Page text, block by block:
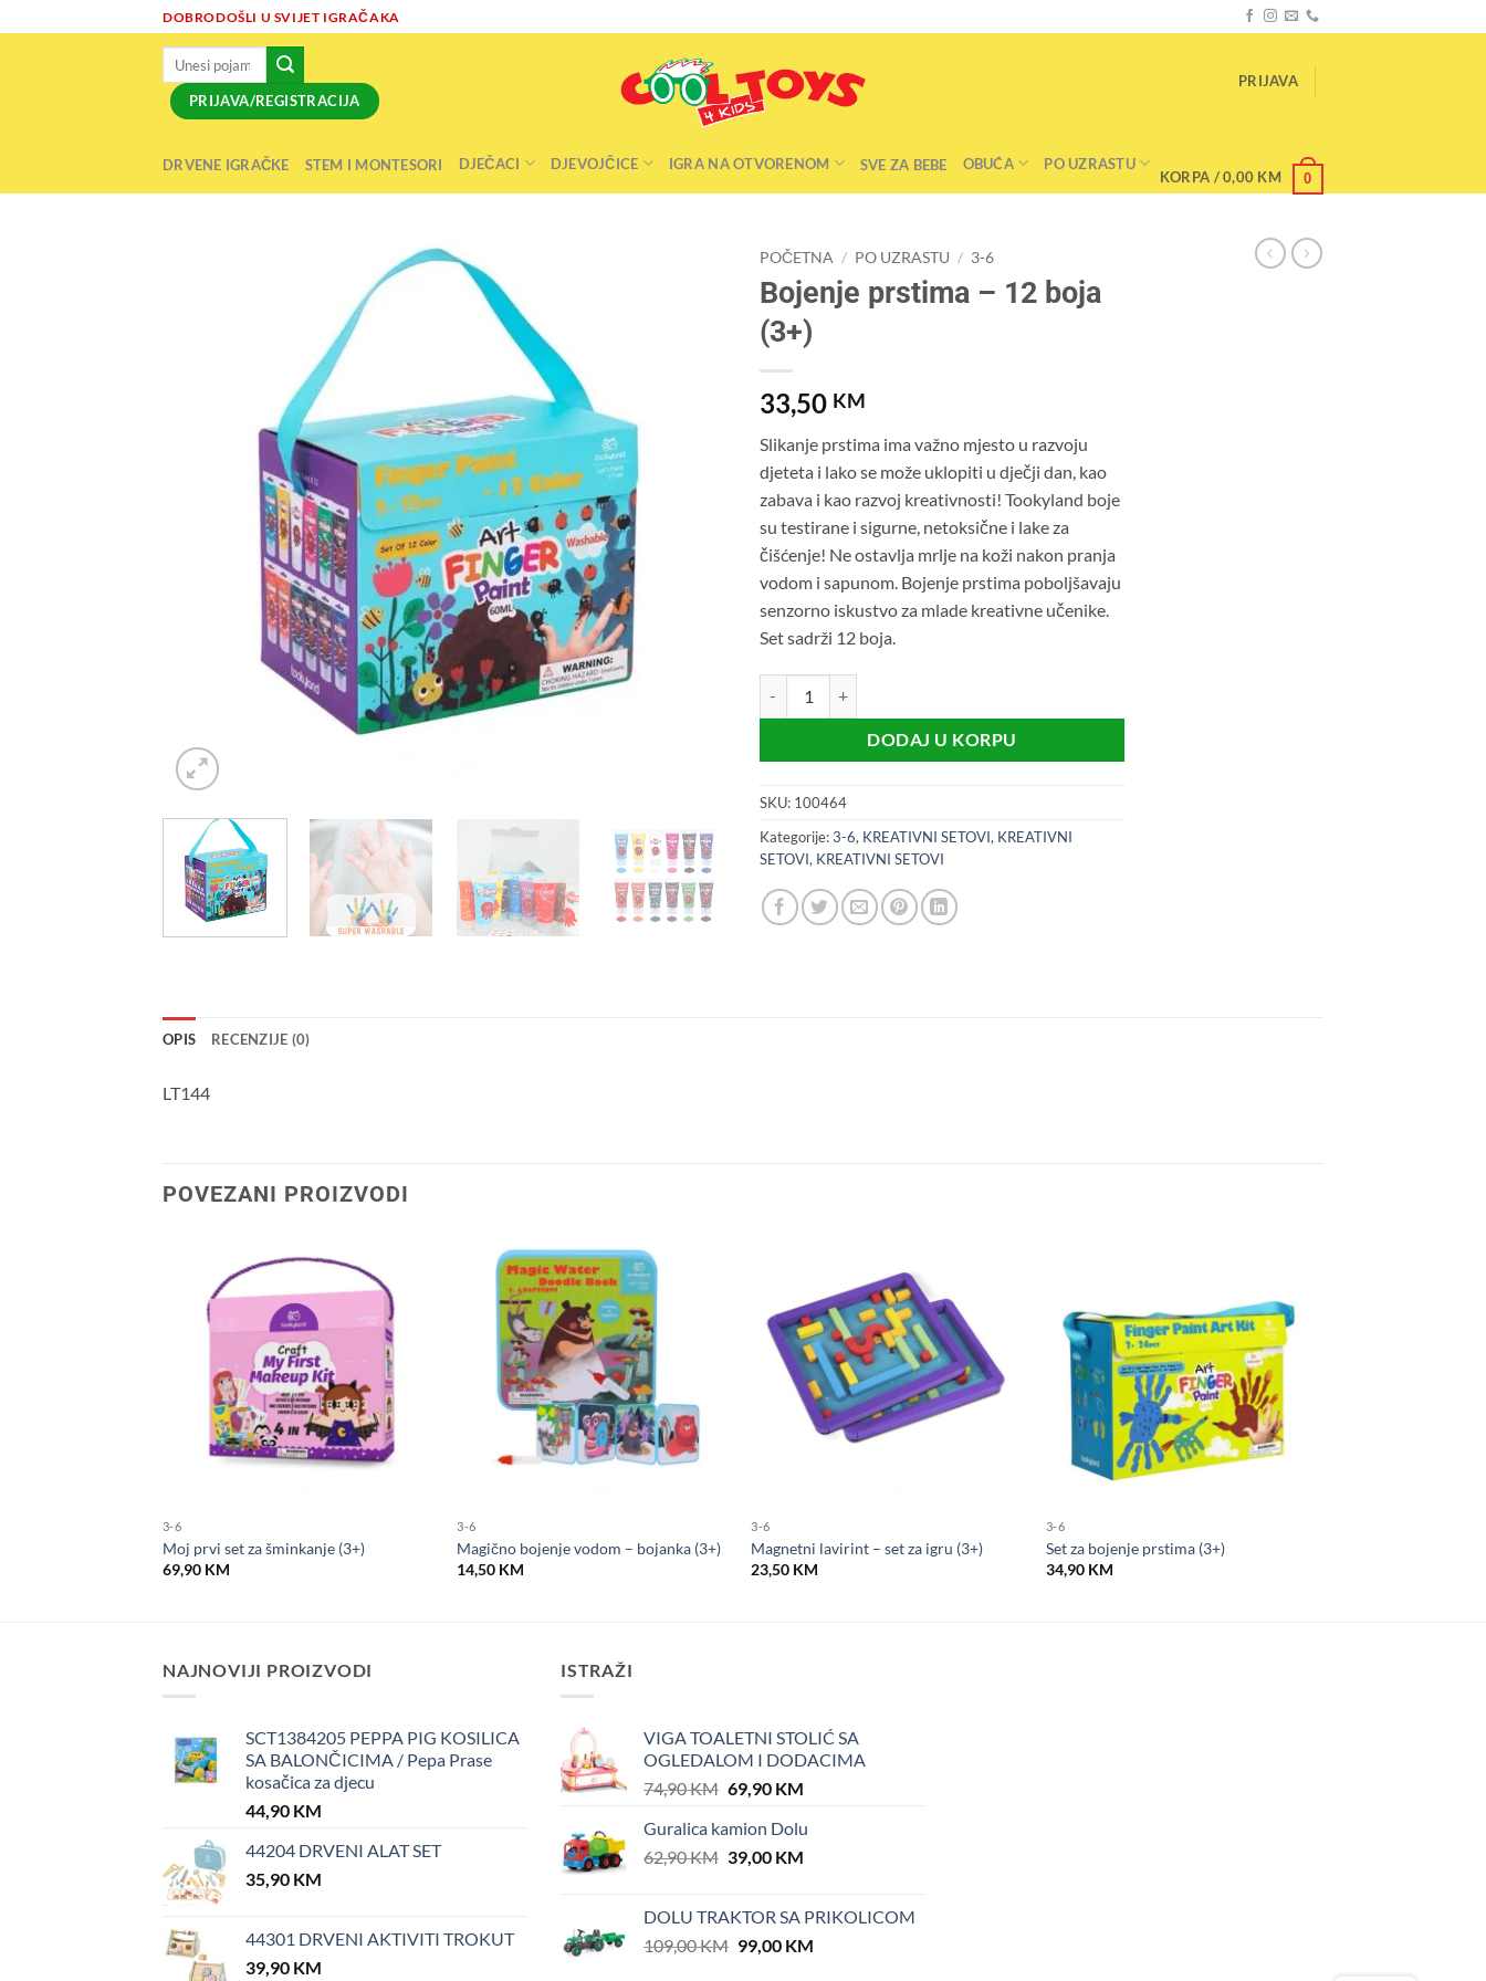
to
DOBRODOŠLI U SVIJET IGRAČAKA
PRIJAVA/REGISTRACIJA
PRIJAVA
KORPA /0,00 KM 0
DRVENE IGRAČKE STEM I MONTESORI DJEČACI DJEVOJČICE IGRA NA OTVORENOM SVE ZA BEBE OBUĆA PO UZRASTU
POČETNA / PO UZRASTU / 3-6
Bojenje prstima – 12 boja
(3+)
33,50 KM
Slikanje prstima ima važno mjesto u razvoju
djeteta i lako se može uklopiti u dječji dan, kao
zabava i kao razvoj kreativnosti! Tookyland boje
su testirane i sigurne, netoksične i lake za
čišćenje! Ne ostavlja mrlje na koži nakon pranja
vodom i sapunom. Bojenje prstima poboljšavaju
senzorno iskustvo za mlade kreativne učenike.
Set sadrži 12 boja.
DODAJ U KORPU
SKU: 100464
Kategorije:3-6, KREATIVNI SETOVI, KREATIVNI
SETOVI, KREATIVNI SETOVI
OPIS RECENZIJE (0)
LT144
POVEZANI PROIZVODI
3-6
Moj prvi set za šminkanje (3+)
69,90 KM
3-6
Magično bojenje vodom – bojanka (3+)
14,50 KM
3-6
Magnetni lavirint – set za igru (3+)
23,50 KM
3-6
Set za bojenje prstima (3+)
34,90 KM
NAJNOVIJI PROIZVODI
SCT1384205 PEPPA PIG KOSILICA
SA BALONČICIMA / Pepa Prase
kosačica za djecu
44,90 KM
44204 DRVENI ALAT SET
35,90 KM
44301 DRVENI AKTIVITI TROKUT
39,90 KM
ISTRAŽI
VIGA TOALETNI STOLIĆ SA
OGLEDALOM I DODACIMA
74,90KM Original
was:
74,90 KM.
69,90 KMCurrent
is:
69,90 KM.
Guralica kamion Dolu
62,90KM Original
62,90 KM.
39,00 KMCurrent
39,00 KM.
DOLU TRAKTOR SA PRIKOLICOM
109,00KM Original
99,00 KMCurrent